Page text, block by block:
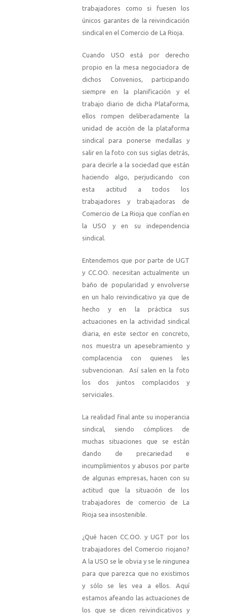
trabajadores como si fuesen los
únicos garantes de la reivindicación
sindical en el Comercio de La Rioja.
Cuando USO está por derecho
propio en la mesa negociadora de
dichos Convenios, participando
siempre en la planificación y el
trabajo diario de dicha Plataforma,
ellos rompen deliberadamente la
unidad de acción de la plataforma
sindical para ponerse medallas y
salir en la foto con sus siglas detrás,
para decirle a la sociedad que están
haciendo algo, perjudicando con
esta actitud a todos los
trabajadores y trabajadoras de
Comercio de La Rioja que confían en
la USO y en su independencia
sindical.
Entendemos que por parte de UGT
y CC.OO. necesitan actualmente un
baño de popularidad y envolverse
en un halo reivindicativo ya que de
hecho y en la práctica sus
actuaciones en la actividad sindical
diaria, en este sector en concreto,
nos muestra un apesebramiento y
complacencia con quienes les
subvencionan. Así salen en la foto
los dos juntos complacidos y
serviciales.
La realidad final ante su inoperancia
sindical, siendo cómplices de
muchas situaciones que se están
dando de precariedad e
incumplimientos y abusos por parte
de algunas empresas, hacen con su
actitud que la situación de los
trabajadores de comercio de La
Rioja sea insostenible.
¿Qué hacen CC.OO. y UGT por los
trabajadores del Comercio riojano?
A la USO se le obvia y se le ningunea
para que parezca que no existimos
y sólo se les vea a ellos. Aquí
estamos afeando las actuaciones de
los que se dicen reivindicativos y